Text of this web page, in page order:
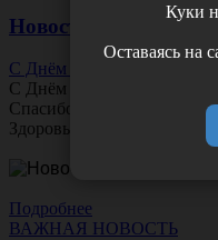
Новости
С Днём Офтальмолога!
С Днём
Спасибо за ясное зрение и
Здоровья вам и новых
Подробнее
ВАЖНАЯ НОВОСТЬ
Куки
Оставаясь на